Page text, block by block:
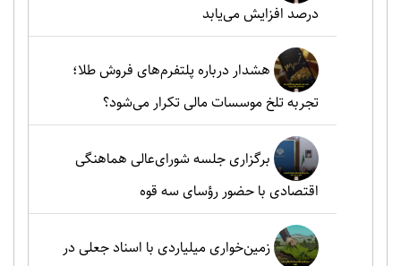
درصد افزایش می‌یابد
هشدار درباره پلتفرم‌های فروش طلا؛
تجربه تلخ موسسات مالی تکرار می‌شود؟
برگزاری جلسه شورای‌عالی هماهنگی
اقتصادی با حضور رؤسای سه قوه
زمین‌خواری میلیاردی با اسناد جعلی در